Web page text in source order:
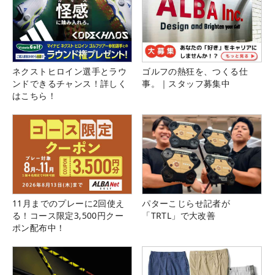
ネクストヒロイン選手とラウ
ンドできるチャンス！詳しく
はこちら！
ゴルフの熱狂を、つくる仕
事。｜スタッフ募集中
11月までのプレーに2回使え
る！コース限定3,500円クー
ポン配布中！
パターこじらせ記者が
「TRTL」で大改善